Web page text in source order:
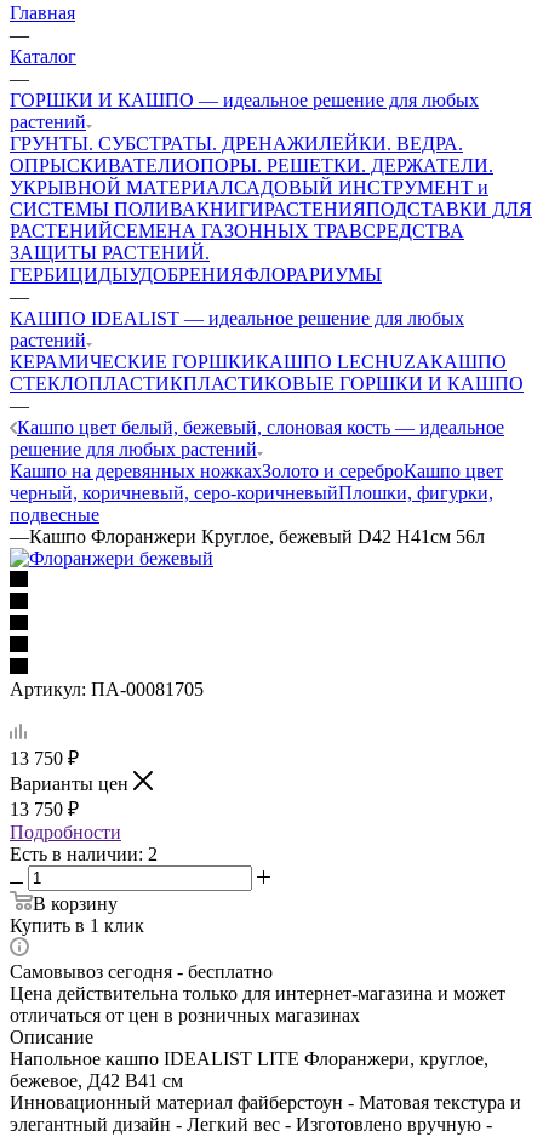
Главная
—
Каталог
—
ГОРШКИ И КАШПО — идеальное решение для любых
растений
ГРУНТЫ. СУБСТРАТЫ. ДРЕНАЖИЛЕЙКИ. ВЕДРА.
ОПРЫСКИВАТЕЛИОПОРЫ. РЕШЕТКИ. ДЕРЖАТЕЛИ.
УКРЫВНОЙ МАТЕРИАЛСАДОВЫЙ ИНСТРУМЕНТ и
СИСТЕМЫ ПОЛИВАКНИГИРАСТЕНИЯПОДСТАВКИ ДЛЯ
РАСТЕНИЙСЕМЕНА ГАЗОННЫХ ТРАВСРЕДСТВА
ЗАЩИТЫ РАСТЕНИЙ.
ГЕРБИЦИДЫУДОБРЕНИЯФЛОРАРИУМЫ
—
КАШПО IDEALIST — идеальное решение для любых
растений
КЕРАМИЧЕСКИЕ ГОРШКИКАШПО LECHUZAКАШПО
СТЕКЛОПЛАСТИКПЛАСТИКОВЫЕ ГОРШКИ И КАШПО
—
Кашпо цвет белый, бежевый, слоновая кость — идеальное
решение для любых растений
Кашпо на деревянных ножкахЗолото и сереброКашпо цвет
черный, коричневый, серо-коричневыйПлошки, фигурки,
подвесные
—Кашпо Флоранжери Круглое, бежевый D42 H41см 56л
Артикул: ПА-00081705
13 750 ₽
Варианты цен
13 750 ₽
Подробности
Есть в наличии: 2
В корзину
Купить в 1 клик
Самовывоз сегодня - бесплатно
Цена действительна только для интернет-магазина и может
отличаться от цен в розничных магазинах
Описание
Напольное кашпо IDEALIST LITE Флоранжери, круглое,
бежевое, Д42 В41 см
Инновационный материал файберстоун - Матовая текстура и
элегантный дизайн - Легкий вес - Изготовлено вручную -